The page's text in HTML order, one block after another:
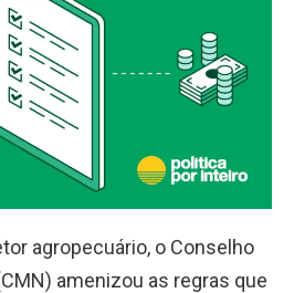
agropecuário, o Conselho
amenizou as regras que